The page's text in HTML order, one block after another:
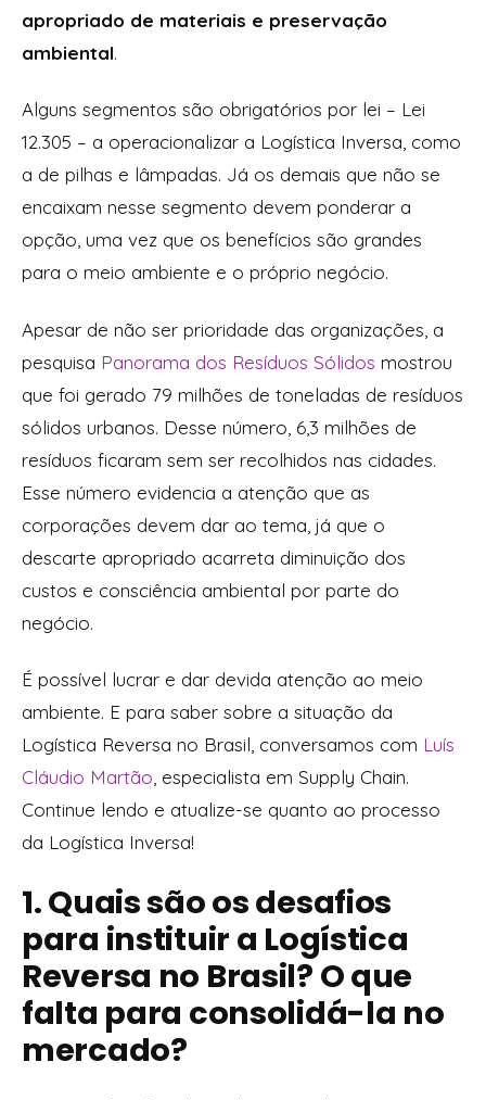
apropriado de materiais e preservação
ambiental.
Alguns segmentos são obrigatórios por lei – Lei
12.305 – a operacionalizar a Logística Inversa, como
a de pilhas e lâmpadas. Já os demais que não se
encaixam nesse segmento devem ponderar a
opção, uma vez que os benefícios são grandes
para o meio ambiente e o próprio negócio.
Apesar de não ser prioridade das organizações, a
pesquisa Panorama dos Resíduos Sólidos mostrou
que foi gerado 79 milhões de toneladas de resíduos
sólidos urbanos. Desse número, 6,3 milhões de
resíduos ficaram sem ser recolhidos nas cidades.
Esse número evidencia a atenção que as
corporações devem dar ao tema, já que o
descarte apropriado acarreta diminuição dos
custos e consciência ambiental por parte do
negócio.
É possível lucrar e dar devida atenção ao meio
ambiente. E para saber sobre a situação da
Logística Reversa no Brasil, conversamos com Luís
Cláudio Martão , especialista em Supply Chain.
Continue lendo e atualize-se quanto ao processo
da Logística Inversa!
1. Quais são os desafios
para instituir a Logística
Reversa no Brasil? O que
falta para consolidá-la no
mercado?